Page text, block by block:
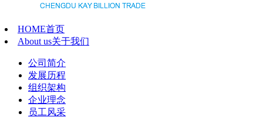
HOME首页
About us关于我们
公司简介
发展历程
组织架构
企业理念
员工风采